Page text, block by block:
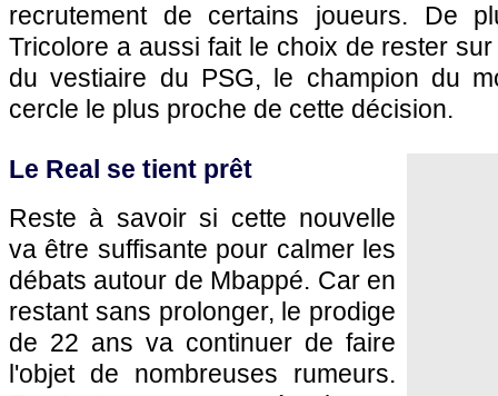
recrutement de certains joueurs. De
Tricolore a aussi fait le choix de rester
du vestiaire du PSG, le champion du
cercle le plus proche de cette décision.
Le Real se tient prêt
Reste à savoir si cette nouvelle
va être suffisante pour calmer les
débats autour de Mbappé. Car en
restant sans prolonger, le prodige
de 22 ans va continuer de faire
l'objet de nombreuses rumeurs.